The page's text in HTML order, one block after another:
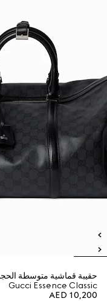
حقيبة قماشية متوسطة
Gucci Essence Classic
AED 10,200